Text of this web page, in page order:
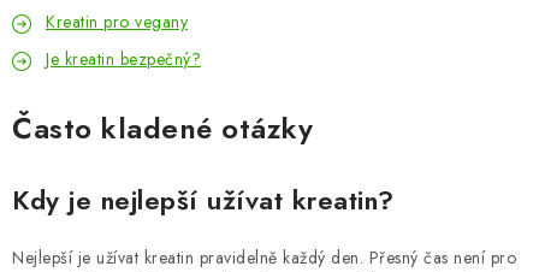
Kreatin pro vegany
Je kreatin bezpečný?
Často kladené otázky
Kdy je nejlepší užívat kreatin?
Nejlepší je užívat kreatin pravidelně každý den. Přesný čas není pro